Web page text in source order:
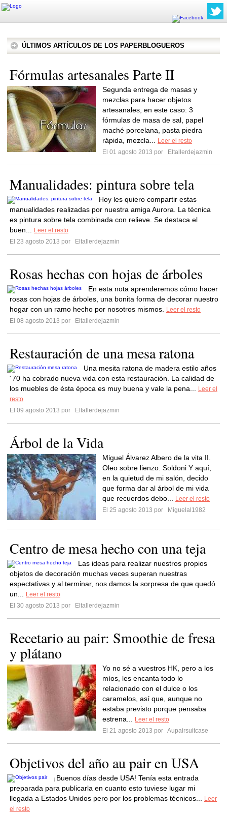
ÚLTIMOS ARTÍCULOS DE LOS PAPERBLOGUEROS
Fórmulas artesanales Parte II
Segunda entrega de masas y
mezclas para hacer objetos
artesanales, en este caso: 3
fórmulas de masa de sal, papel
maché porcelana, pasta piedra
rápida, mezcla...
Leer el resto
El 01 agosto 2013 por
Eltallerdejazmin
Manualidades: pintura sobre tela
Hoy les quiero compartir estas
manualidades realizadas por nuestra amiga Aurora. La técnica
es pintura sobre tela combinada con relieve. Se destaca el
buen...
Leer el resto
El 23 agosto 2013 por
Eltallerdejazmin
Rosas hechas con hojas de árboles
En esta nota aprenderemos cómo hacer
rosas con hojas de árboles, una bonita forma de decorar nuestro
hogar con un ramo hecho por nosotros mismos.
Leer el resto
El 08 agosto 2013 por
Eltallerdejazmin
Restauración de una mesa ratona
Una mesita ratona de madera estilo años
´70 ha cobrado nueva vida con esta restauración. La calidad de
los muebles de ésta época es muy buena y vale la pena...
Leer el
resto
El 09 agosto 2013 por
Eltallerdejazmin
Árbol de la Vida
Miguel Álvarez Albero de la vita II.
Oleo sobre lienzo. Soldoni Y aquí,
en la quietud de mi salón, decido
que forma dar al árbol de mi vida
que recuerdos debo...
Leer el resto
El 25 agosto 2013 por
Miguelal1982
Centro de mesa hecho con una teja
Las ideas para realizar nuestros propios
objetos de decoración muchas veces superan nuestras
espectativas y al terminar, nos damos la sorpresa de que quedó
un...
Leer el resto
El 30 agosto 2013 por
Eltallerdejazmin
Recetario au pair: Smoothie de fresa
y plátano
Yo no sé a vuestros HK, pero a los
míos, les encanta todo lo
relacionado con el dulce o los
caramelos, así que, aunque no
estaba previsto porque pensaba
estrena...
Leer el resto
El 21 agosto 2013 por Aupairsuitcase
Objetivos del año au pair en USA
¡Buenos días desde USA! Tenía esta entrada
preparada para publicarla en cuanto esto tuviese lugar mi
llegada a Estados Unidos pero por los problemas técnicos...
Leer
el resto